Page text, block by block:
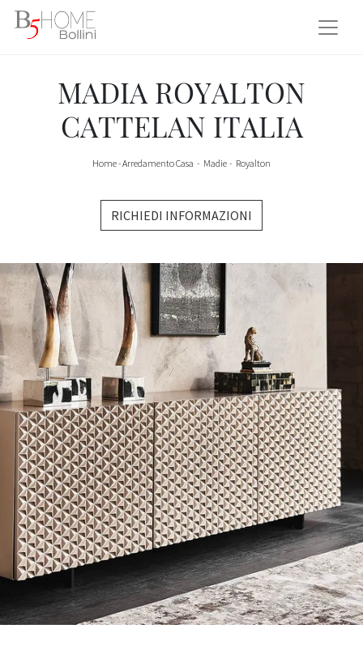
MADIA ROYALTON
CATTELAN ITALIA
Home-Arredamento Casa - Madie - Royalton
RICHIEDI INFORMAZIONI